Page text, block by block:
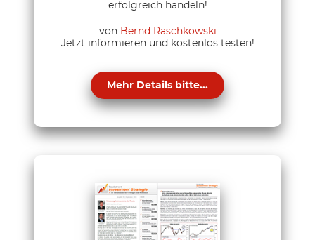
erfolgreich handeln!
von Bernd Raschkowski
Jetzt informieren und kostenlos testen!
Mehr Details bitte...